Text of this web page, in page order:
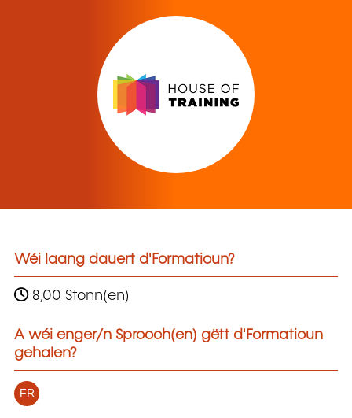
Wéi laang dauert d'Formatioun?
8,00 Stonn(en)
A wéi enger/n Sprooch(en) gëtt d'Formatioun
gehalen?
FR